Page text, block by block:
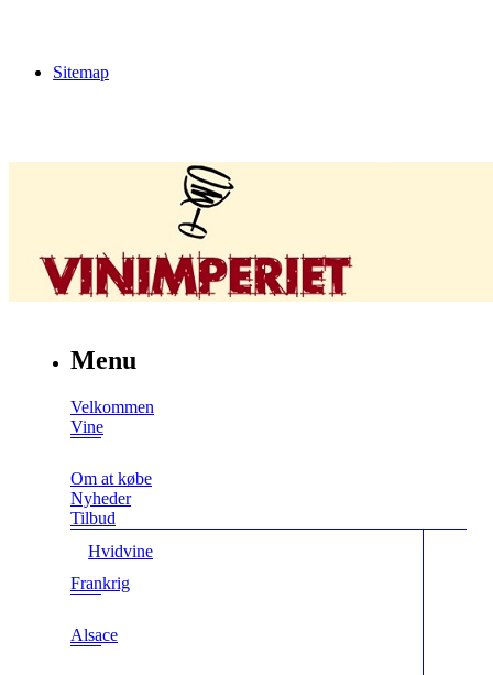
Sitemap
Menu
Velkommen
Vine
Om at købe
Nyheder
Tilbud
Hvidvine
Frankrig
Alsace